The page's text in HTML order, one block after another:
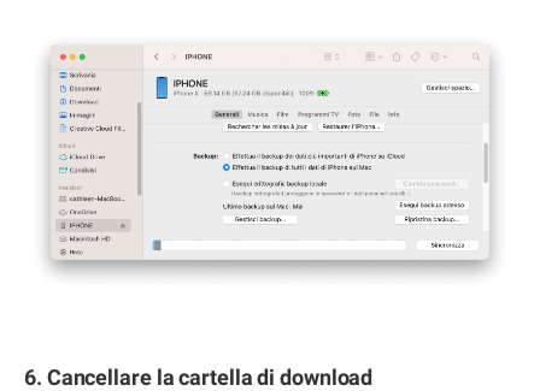
6. Cancellare la cartella di download